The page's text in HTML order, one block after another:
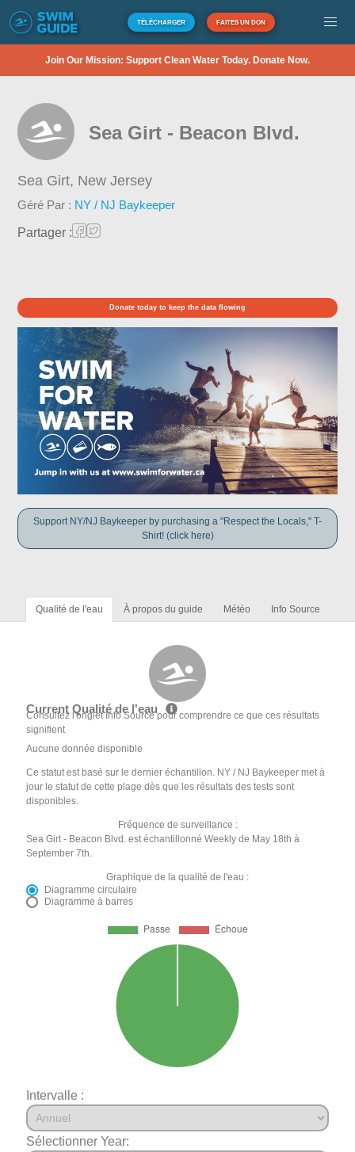
TÉLÉCHARGER FAITES UN DON
Join Our Mission: Support Clean Water Today. Donate Now.
Sea Girt - Beacon Blvd.
Sea Girt, New Jersey
Géré Par : NY / NJ Baykeeper
Partager :
Donate today to keep the data flowing
Support NY/NJ Baykeeper by purchasing a "Respect the Locals," T-
Shirt! (click here)
Qualité de l'eau À propos du guide Météo Info Source
Current Qualité de l'eau
Consultez l'onglet Info Source pour comprendre ce que ces résultats
signifient
Aucune donnée disponible
Ce statut est basé sur le dernier échantillon. NY / NJ Baykeeper met à
jour le statut de cette plage dès que les résultats des tests sont
disponibles.
Fréquence de surveillance :
Sea Girt - Beacon Blvd. est échantillonné Weekly de May 18th à
September 7th.
Graphique de la qualité de l'eau :
Diagramme circulaire
Diagramme à barres
Intervalle :
Sélectionner Year: